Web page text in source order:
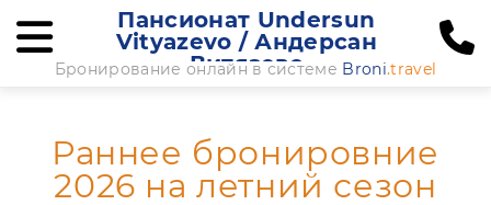
Пансионат Undersun
Vityazevo / Андерсан
Витязево
Бронирование онлайн в системе Broni.travel
Раннее бронировние
2026 на летний сезон